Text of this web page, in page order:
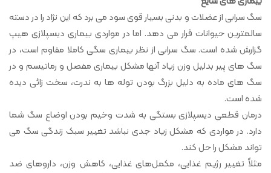
سگ سرابی از عضلات و بدنی بسیار قوی سود می برد که این نژاد را در دسته
سالمترین حیوانات قرار می دهد. اما در مواردی بیماری دیسپلازی هیپ
گزارش شده است. سگ سرابی از نظر بیماری سگی کاملا مقاوم است، در
سگ های پیر بدلیل وزن زیاد آنها مشکل بیماری مفصل و رماتیسم و در
سگ های ماده به دلیل بزرگ بودن توله ها به ندرت، سخت زائی دیده
شده است.
درمان قطعی دیسپلازی بستگی به شدت وخیم بودن اوضاع سگ شما
دارد. در مواردی که مشکل زیاد جدی نباشد تغییر سبک زندگی سگ می
تواند مشکل را حل کند.
مثلاً تغییر رژیم غذایی، مکمل‌های غذایی، کاهش وزن، داروهای ضد